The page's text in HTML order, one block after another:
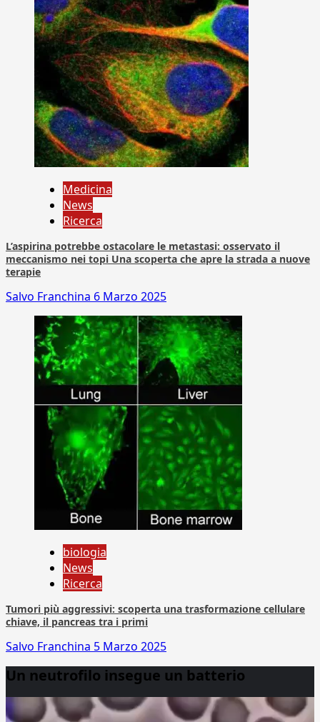
Medicina
News
Ricerca
L’aspirina potrebbe ostacolare le metastasi: osservato il
meccanismo nei topi Una scoperta che apre la strada a nuove
terapie
Salvo Franchina 6 Marzo 2025
biologia
News
Ricerca
Tumori più aggressivi: scoperta una trasformazione cellulare
chiave, il pancreas tra i primi
Salvo Franchina 5 Marzo 2025
Un neutrofilo insegue un batterio
Player